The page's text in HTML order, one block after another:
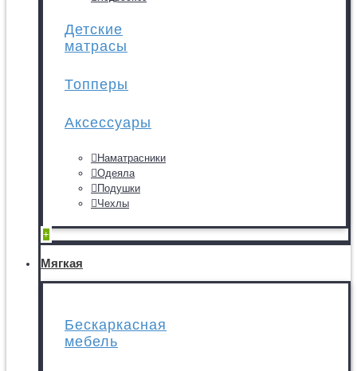
Детские
матрасы
Топперы
Аксессуары
Наматрасники
Одеяла
Подушки
Чехлы
+
Мягкая
Бескаркасная
мебель